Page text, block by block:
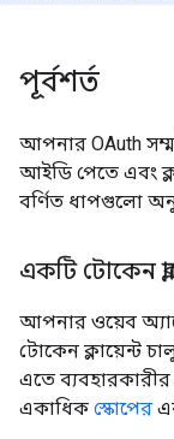
পূর্বশর্ত
আপনার OAuth
আইডি পেতে এবং
বর্ণিত ধাপগুলো
একটি টোকেন
আপনার ওয়েব
টোকেন ক্লায়েন্ট
এতে
একাধিক স্কোপের